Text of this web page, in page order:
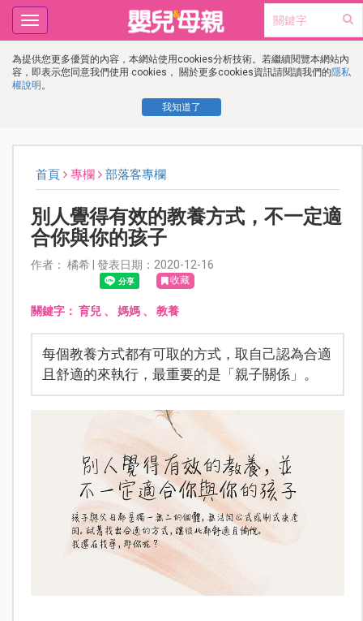
為提供您更多優質的內容，本網站使用cookies分析技術。若繼續閱覽本網站內
容，即表示您同意我們使用 cookies， 關於更多cookies資訊請閱讀我們的隱私
權說明 。
我知道了
Toggle
navigation
首頁 專欄 部落客專欄
別人覺得有效的教養方式，不一定適
合你與你的孩子
作者： 橘希 | 發表日期：2020-12-16
收藏
關鍵字： 育兒、 媽媽、 教養
每個教養方式都有可取的方式，取自己認為合適
且舒適的來執行，最重要的是「親子關係」。